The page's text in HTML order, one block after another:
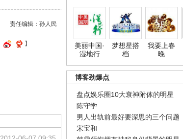
美丽中国·
湿地行
梦想星搭
档
我要上春
晚
博客劲爆点
盘点娱乐圈10大衰神附体的明星
陈守学
男人出轨前最好要深思的三个问题
宋宝和
责任编辑：孙人民
】